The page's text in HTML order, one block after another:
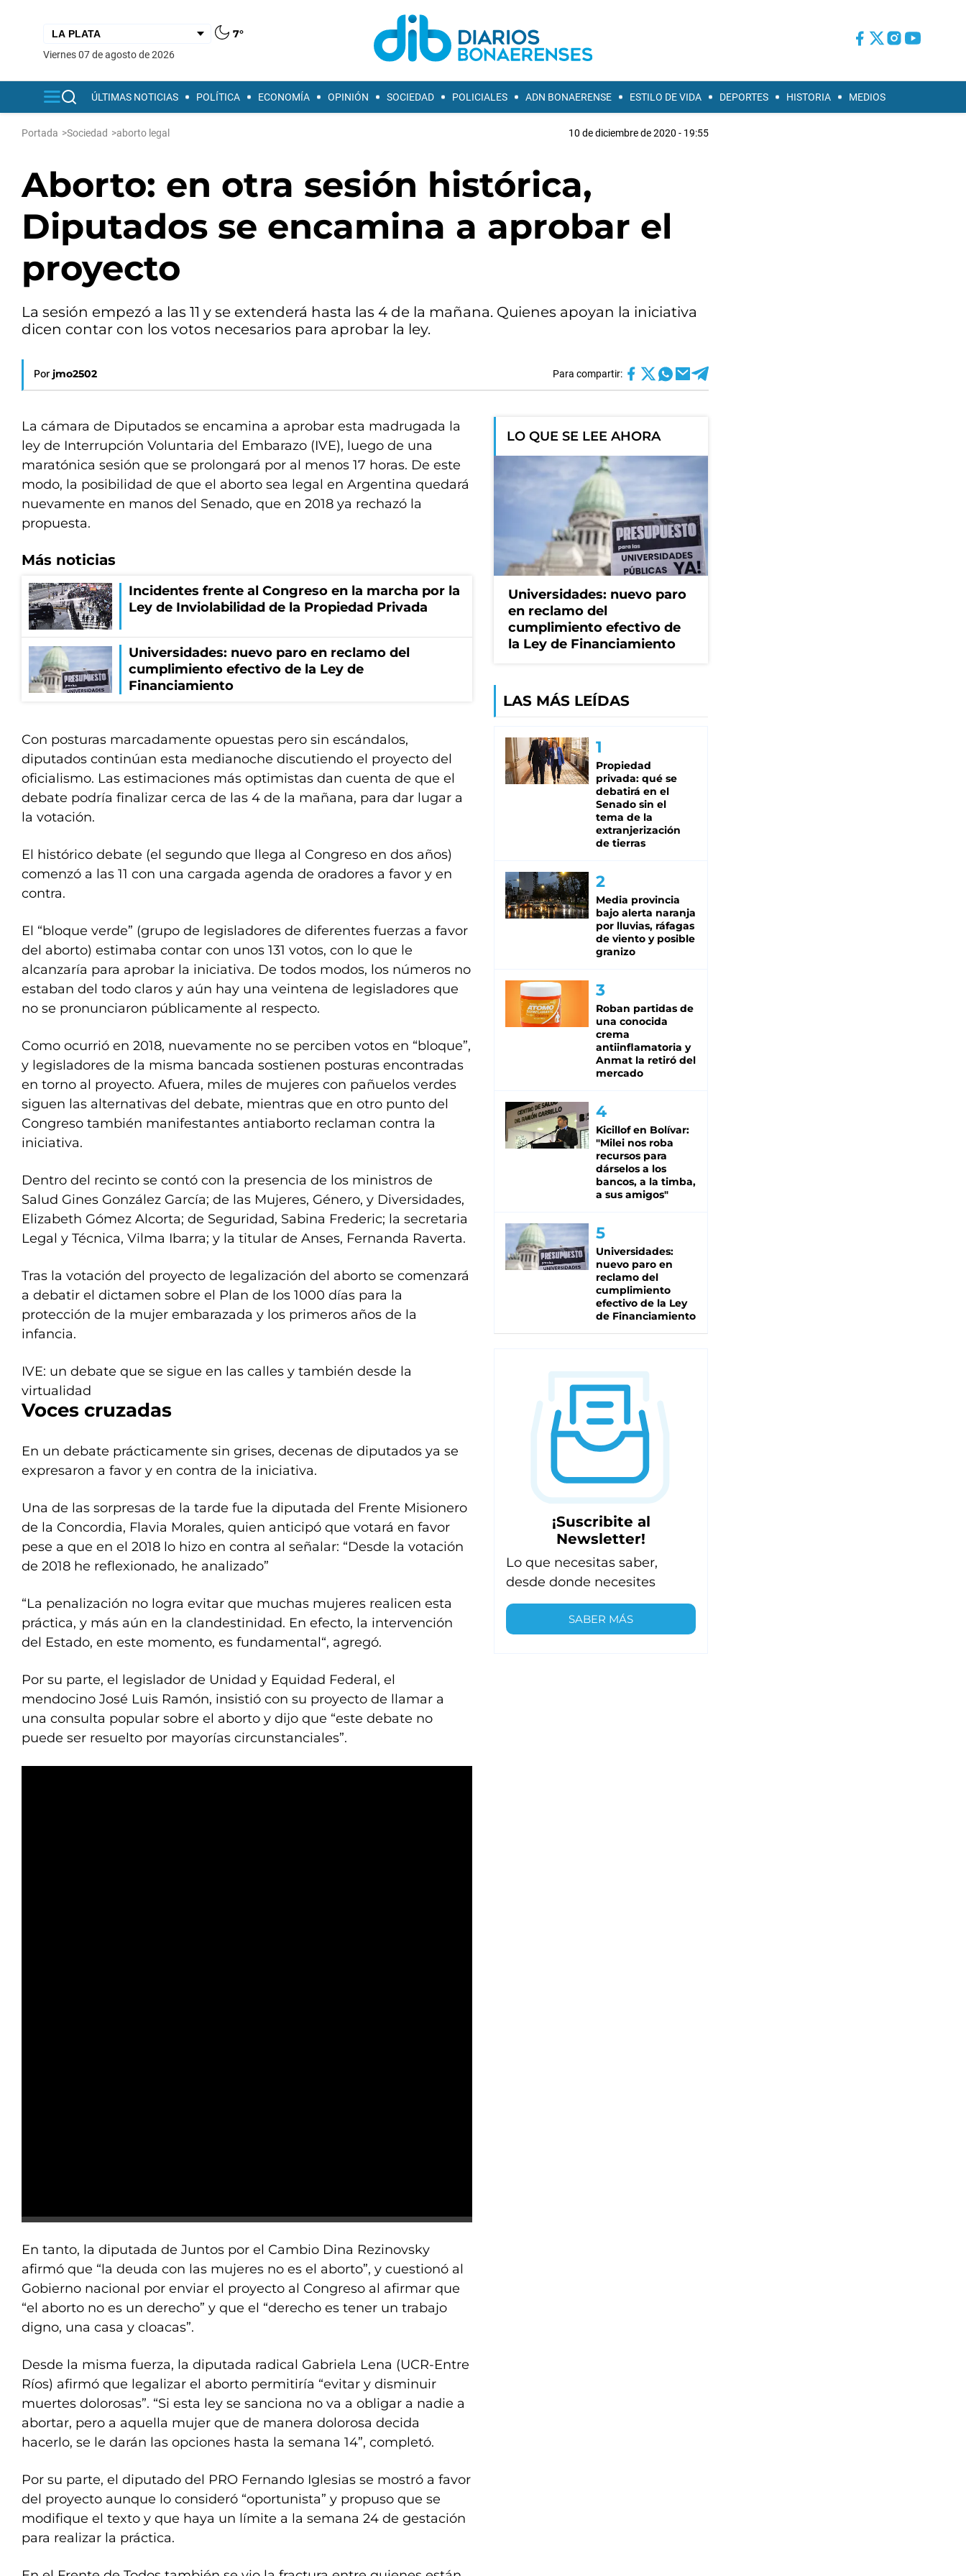
7°
viernes 07 de agosto de 2026
ÚLTIMAS NOTICIAS POLÍTICA ECONOMÍA OPINIÓN SOCIEDAD POLICIALES ADN BONAERENSE ESTILO DE VIDA DEPORTES HISTORIA MEDIOS
Portada >Sociedad >aborto legal 10 de diciembre de 2020 - 19:55
Aborto: en otra sesión histórica,
Diputados se encamina a aprobar el
proyecto
La sesión empezó a las 11 y se extenderá hasta las 4 de la mañana. Quienes apoyan la iniciativa
dicen contar con los votos necesarios para aprobar la ley.
Por jmo2502 Para compartir:
La cámara de Diputados se encamina a aprobar esta madrugada la
ley de Interrupción Voluntaria del Embarazo (IVE), luego de una
maratónica sesión que se prolongará por al menos 17 horas. De este
modo, la posibilidad de que el aborto sea legal en Argentina quedará
nuevamente en manos del Senado, que en 2018 ya rechazó la
propuesta.
Más noticias
Incidentes frente al Congreso en la marcha por la
Ley de Inviolabilidad de la Propiedad Privada
Universidades: nuevo paro en reclamo del
cumplimiento efectivo de la Ley de
Financiamiento
Con posturas marcadamente opuestas pero sin escándalos,
diputados continúan esta medianoche discutiendo el proyecto del
oficialismo. Las estimaciones más optimistas dan cuenta de que el
debate podría finalizar cerca de las 4 de la mañana, para dar lugar a
la votación.
El histórico debate (el segundo que llega al Congreso en dos años)
comenzó a las 11 con una cargada agenda de oradores a favor y en
contra.
El “bloque verde” (grupo de legisladores de diferentes fuerzas a favor
del aborto) estimaba contar con unos 131 votos, con lo que le
alcanzaría para aprobar la iniciativa. De todos modos, los números no
estaban del todo claros y aún hay una veintena de legisladores que
no se pronunciaron públicamente al respecto.
Como ocurrió en 2018, nuevamente no se perciben votos en “bloque”,
y legisladores de la misma bancada sostienen posturas encontradas
en torno al proyecto. Afuera, miles de mujeres con pañuelos verdes
siguen las alternativas del debate, mientras que en otro punto del
Congreso también manifestantes antiaborto reclaman contra la
iniciativa.
Dentro del recinto se contó con la presencia de los ministros de
Salud Gines González García; de las Mujeres, Género, y Diversidades,
Elizabeth Gómez Alcorta; de Seguridad, Sabina Frederic; la secretaria
Legal y Técnica, Vilma Ibarra; y la titular de Anses, Fernanda Raverta.
Tras la votación del proyecto de legalización del aborto se comenzará
a debatir el dictamen sobre el Plan de los 1000 días para la
protección de la mujer embarazada y los primeros años de la
infancia.
IVE: un debate que se sigue en las calles y también desde la
virtualidad
Voces cruzadas
En un debate prácticamente sin grises, decenas de diputados ya se
expresaron a favor y en contra de la iniciativa.
Una de las sorpresas de la tarde fue la diputada del Frente Misionero
de la Concordia, Flavia Morales, quien anticipó que votará en favor
pese a que en el 2018 lo hizo en contra al señalar: “Desde la votación
de 2018 he reflexionado, he analizado”
“La penalización no logra evitar que muchas mujeres realicen esta
práctica, y más aún en la clandestinidad. En efecto, la intervención
del Estado, en este momento, es fundamental“, agregó.
Por su parte, el legislador de Unidad y Equidad Federal, el
mendocino José Luis Ramón, insistió con su proyecto de llamar a
una consulta popular sobre el aborto y dijo que “este debate no
puede ser resuelto por mayorías circunstanciales”.
En tanto, la diputada de Juntos por el Cambio Dina Rezinovsky
afirmó que “la deuda con las mujeres no es el aborto”, y cuestionó al
Gobierno nacional por enviar el proyecto al Congreso al afirmar que
“el aborto no es un derecho” y que el “derecho es tener un trabajo
digno, una casa y cloacas”.
Desde la misma fuerza, la diputada radical Gabriela Lena (UCR-Entre
Ríos) afirmó que legalizar el aborto permitiría “evitar y disminuir
muertes dolorosas”. “Si esta ley se sanciona no va a obligar a nadie a
abortar, pero a aquella mujer que de manera dolorosa decida
hacerlo, se le darán las opciones hasta la semana 14”, completó.
Por su parte, el diputado del PRO Fernando Iglesias se mostró a favor
del proyecto aunque lo consideró “oportunista” y propuso que se
modifique el texto y que haya un límite a la semana 24 de gestación
para realizar la práctica.
LO QUE SE LEE AHORA
Universidades: nuevo paro
en reclamo del
cumplimiento efectivo de
la Ley de Financiamiento
LAS MÁS LEÍDAS
Propiedad
privada: qué se
debatirá en el
Senado sin el
tema de la
extranjerización
de tierras
Media provincia
bajo alerta naranja
por lluvias, ráfagas
de viento y posible
granizo
Roban partidas de
una conocida
crema
antiinflamatoria y
Anmat la retiró del
mercado
Kicillof en Bolívar:
"Milei nos roba
recursos para
dárselos a los
bancos, a la timba,
a sus amigos"
Universidades:
nuevo paro en
reclamo del
cumplimiento
efectivo de la Ley
de Financiamiento
¡Suscribite al
Newsletter!
Lo que necesitas saber,
desde donde necesites
SABER MÁS